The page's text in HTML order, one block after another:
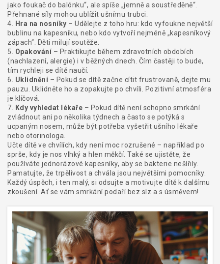
jako foukač do balónku“, ale spíše „jemně a soustředěně“.
Přehnané síly mohou ublížit ušnímu trubci.
4.
Hra na nosníky – Udělejte z toho hru: kdo vyfoukne největší
bublinu na kapesníku, nebo kdo vytvoří nejméně „kapesníkový
zápach“. Děti milují soutěže.
5. Opakování – Praktikujte během zdravotních obdobích
(nachlazení, alergie) i v běžných dnech. Čím častěji to bude,
tím rychleji se dítě naučí.
6. Uklidnění – Pokud se dítě začne cítit frustrovaně, dejte mu
pauzu. Uklidněte ho a zopakujte po chvíli. Pozitivní atmosféra
je klíčová.
7.
Kdy vyhledat lékaře – Pokud dítě není schopno smrkání
zvládnout ani po několika týdnech a často se potýká s
ucpaným nosem, může být potřeba vyšetřit ušního lékaře
nebo otorinologa.
Učte dítě ve chvílích, kdy není moc rozrušené – například po
sprše, kdy je nos vlhký a hlen měkčí. Také se ujistěte, že
používáte jednorázové kapesníky, aby se bakterie nešířily.
Pamatujte, že trpělivost a chvála jsou největšími pomocníky.
Každý úspěch, i ten malý, si odsujte a motivujte dítě k dalšímu
zkoušení. Ať se vám smrkání podaří bez slz a s úsměvem!